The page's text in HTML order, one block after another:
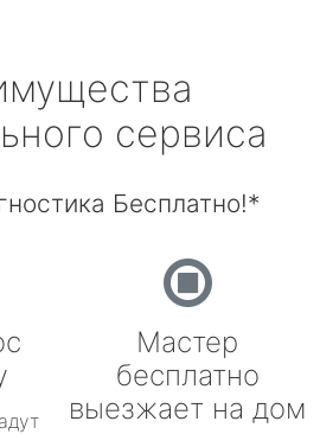
сервиса
Бесплатно!*
Мастер
бесплатно
выезжает на дом